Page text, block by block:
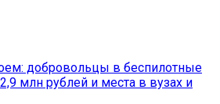
добровольцы в беспилотные
млн рублей и места в вузах и